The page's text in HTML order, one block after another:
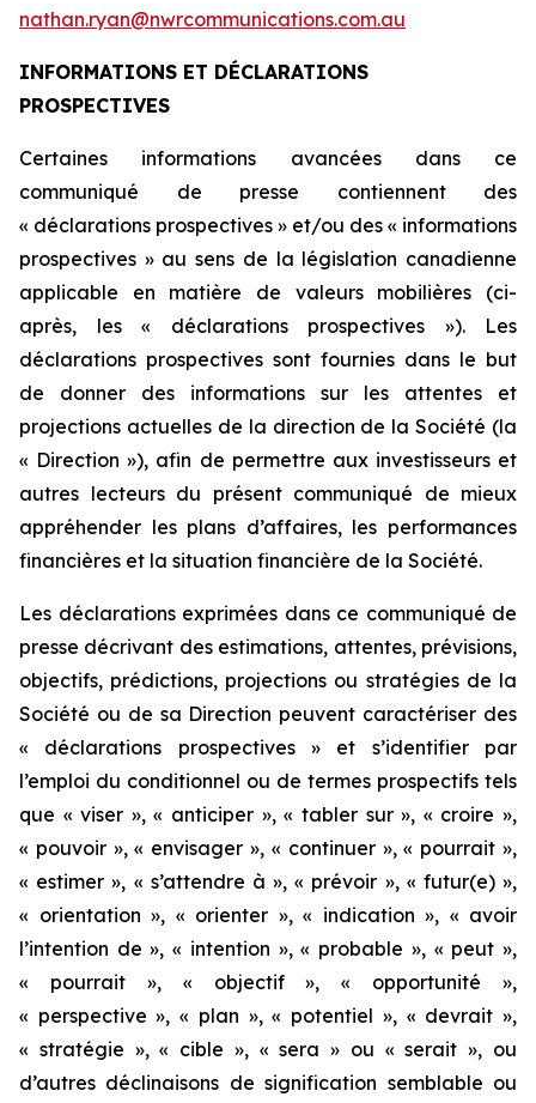
nathan.ryan@nwrcommunications.com.au
INFORMATIONS ET DÉCLARATIONS
PROSPECTIVES
Certaines informations avancées dans ce
communiqué de presse contiennent des
« déclarations prospectives » et/ou des « informations
prospectives » au sens de la législation canadienne
applicable en matière de valeurs mobilières (ci-
après, les « déclarations prospectives »). Les
déclarations prospectives sont fournies dans le but
de donner des informations sur les attentes et
projections actuelles de la direction de la Société (la
« Direction »), afin de permettre aux investisseurs et
autres lecteurs du présent communiqué de mieux
appréhender les plans d’affaires, les performances
financières et la situation financière de la Société.
Les déclarations exprimées dans ce communiqué de
presse décrivant des estimations, attentes, prévisions,
objectifs, prédictions, projections ou stratégies de la
Société ou de sa Direction peuvent caractériser des
« déclarations prospectives » et s’identifier par
l’emploi du conditionnel ou de termes prospectifs tels
que « viser », « anticiper », « tabler sur », « croire »,
« pouvoir », « envisager », « continuer », « pourrait »,
« estimer », « s’attendre à », « prévoir », « futur(e) »,
« orientation », « orienter », « indication », « avoir
l’intention de », « intention », « probable », « peut »,
« pourrait », « objectif », « opportunité »,
« perspective », « plan », « potentiel », « devrait »,
« stratégie », « cible », « sera » ou « serait », ou
d’autres déclinaisons de signification semblable ou